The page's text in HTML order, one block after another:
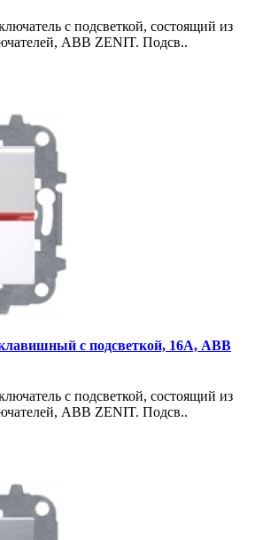
с подсветкой, состоящий из
ABB ZENIT. Подсв..
с подсветкой, 16А, ABB
с подсветкой, состоящий из
ABB ZENIT. Подсв..